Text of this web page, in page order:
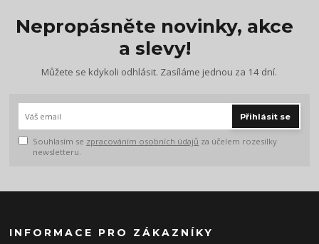
Nepropásněte novinky, akce
a slevy!
Můžete se kdykoli odhlásit. Zasíláme jednou za 14 dní.
Přihlásit se
Souhlasím se zpracováním osobních údajů za účelem rozesílky
newsletteru.
INFORMACE PRO ZÁKAZNÍKY